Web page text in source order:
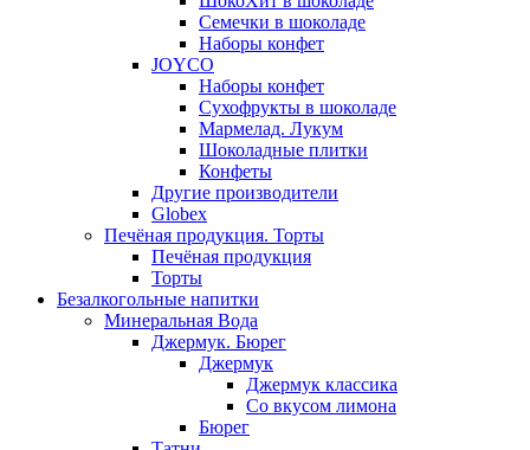
Семечки в шоколаде
Наборы конфет
JOYCO
Наборы конфет
Сухофрукты в шоколаде
Мармелад. Лукум
Шоколадные плитки
Конфеты
Другие производители
Globex
Печёная продукция. Торты
Печёная продукция
Торты
Безалкогольные напитки
Минеральная Вода
Джермук. Бюрег
Джермук
Джермук классика
Со вкусом лимона
Бюрег